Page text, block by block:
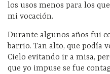
los usos menos para los
mi vocación.
Durante algunos años fui
barrio. Tan alto, que podía
Cielo evitando ir a misa,
que yo impuse se fue